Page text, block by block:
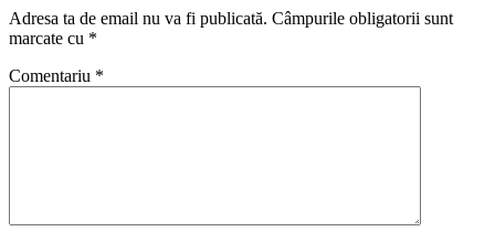
Adresa ta de email nu va fi publicată. Câmpurile obligatorii sunt
marcate cu *
Comentariu *